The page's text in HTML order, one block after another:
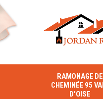
RAMONAGE DE
CHEMINÉE 95
D'OISE